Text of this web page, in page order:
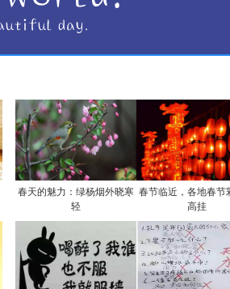
春天的魅力：绿杨烟外晓寒
轻
春节临近，各地春节
高挂